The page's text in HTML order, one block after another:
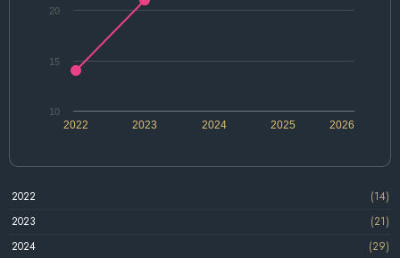
2022 2024 2026
2023 2025
10
15
20
2022
(14)
2023
(21)
2024
(29)